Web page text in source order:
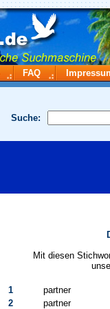
FAQ
Suche:
Mit diesen
1
partner
2
partner